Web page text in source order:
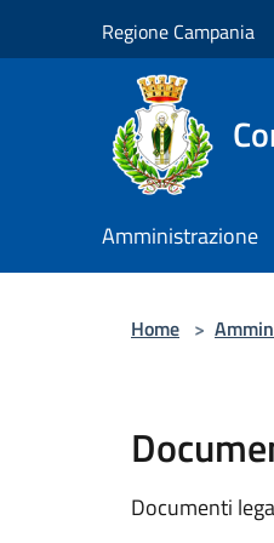
Regione Campania
Amministrazione
Home >
Documenti